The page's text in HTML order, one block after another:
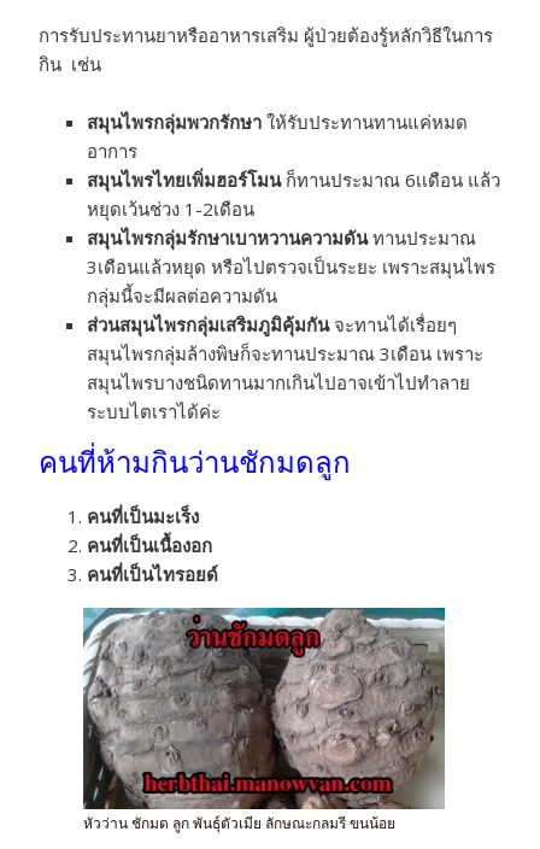
การรับประทานยาหรืออาหารเสริม ผู้ป่วยต้องรู้หลักวิธีในการ
กิน เช่น
สมุนไพรกลุ่มพวกรักษา ให้รับประทานทานแค่หมด
อาการ
สมุนไพรไทยเพิ่มฮอร์โมนก็ทานประมาณ 6เเดือน แล้ว
หยุดเว้นช่วง 1-2เดือน
สมุนไพรกลุ่มรักษาเบาหวานความดันทานประมาณ
3เดือนแล้วหยุด หรือไปตรวจเป็นระยะ เพราะสมุนไพร
กลุ่มนี้จะมีผลต่อความดัน
ส่วนสมุนไพรกลุ่มเสริมภูมิคุ้มกันจะทานได้เรื่อยๆ
สมุนไพรกลุ่มล้างพิษก็จะทานประมาณ 3เดือน เพราะ
สมุนไพรบางชนิดทานมากเกินไปอาจเข้าไปทำลาย
ระบบไตเราได้ค่ะ
คนที่ห้ามกินว่านชักมดลูก
คนที่เป็นมะเร็ง
คนที่เป็นเนื้องอก
คนที่เป็นไทรอยด์
หัวว่าน ชักมด ลูก พันธุ์ตัวเมีย ลักษณะกลมรี ขนน้อย